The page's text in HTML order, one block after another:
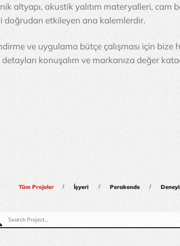
altyapı, akustik yalıtım materyalleri, cam
doğrudan etkileyen ana kalemlerdir.
ve uygulama bütçe çalışması için
konuşalım ve markanıza değer
Tüm Projeler / İşyeri / Perakende /